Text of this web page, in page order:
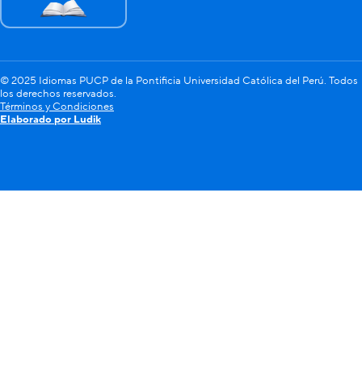
© 2025 Idiomas PUCP de la Pontificia Universidad Católica del Perú. Todos
los derechos reservados.
Términos y Condiciones
Elaborado por Ludik